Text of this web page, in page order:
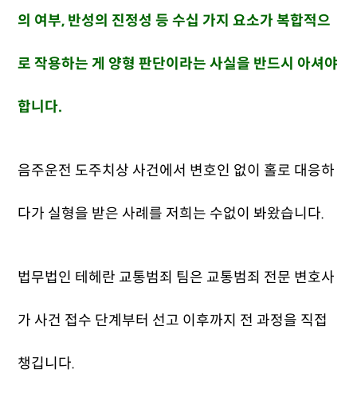
의 여부, 반성의 진정성 등 수십 가지 요소가 복합적으
로 작용하는 게 양형 판단이라는 사실을 반드시 아셔야
합니다.
음주운전 도주치상 사건에서 변호인 없이 홀로 대응하
다가 실형을 받은 사례를 저희는 수없이 봐왔습니다.
법무법인 테헤란 교통범죄 팀은 교통범죄 전문 변호사
가 사건 접수 단계부터 선고 이후까지 전 과정을 직접
챙깁니다.